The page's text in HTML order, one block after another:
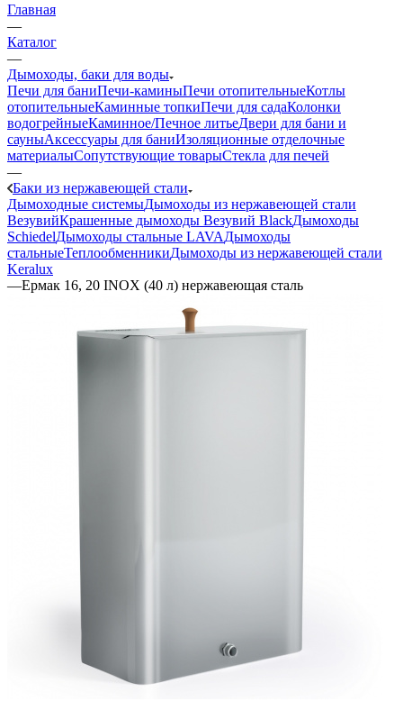
Главная
—
Каталог
—
Дымоходы, баки для воды
Печи для баниПечи-каминыПечи отопительныеКотлы
отопительныеКаминные топкиПечи для садаКолонки
водогрейныеКаминное/Печное литьеДвери для бани и
сауныАксессуары для баниИзоляционные отделочные
материалыСопутствующие товарыСтекла для печей
—
Баки из нержавеющей стали
Дымоходные системыДымоходы из нержавеющей стали
ВезувийКрашенные дымоходы Везувий BlackДымоходы
SchiedelДымоходы стальные LAVAДымоходы
стальныеТеплообменникиДымоходы из нержавеющей стали
Keralux
—Ермак 16, 20 INOX (40 л) нержавеющая сталь